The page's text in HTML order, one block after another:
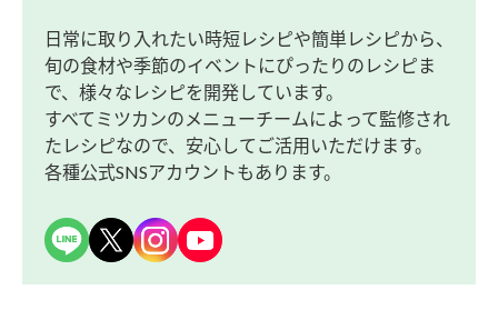
日常に取り入れたい時短レシピや簡単レシピから、
旬の食材や季節のイベントにぴったりのレシピま
で、様々なレシピを開発しています。
すべてミツカンのメニューチームによって監修され
たレシピなので、安心してご活用いただけます。
各種公式SNSアカウントもあります。